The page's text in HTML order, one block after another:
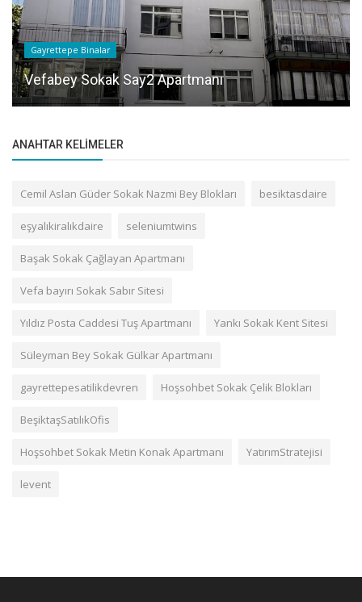
Gayrettepe Binalar
Vefabey Sokak Say2 Apartmanı
ANAHTAR KELIMELER
Cemil Aslan Güder Sokak Nazmi Bey Blokları besiktasdaire
eşyalıkiralıkdaire seleniumtwins
Başak Sokak Çağlayan Apartmanı
Vefa bayırı Sokak Sabır Sitesi
Yıldız Posta Caddesi Tuş Apartmanı Yankı Sokak Kent Sitesi
Süleyman Bey Sokak Gülkar Apartmanı
gayrettepesatilikdevren Hoşsohbet Sokak Çelik Blokları
BeşiktaşSatılıkOfis
Hoşsohbet Sokak Metin Konak Apartmanı YatırımStratejisi
levent